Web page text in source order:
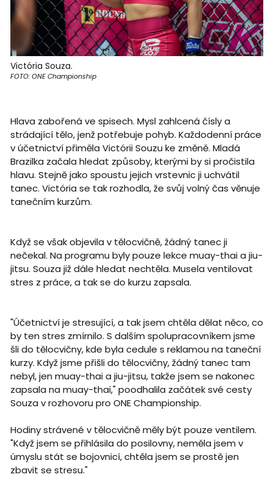
Victória Souza.
FOTO: ONE Championship
Hlava zabořená ve spisech. Mysl zahlcená čísly a
strádající tělo, jenž potřebuje pohyb. Každodenní práce
v účetnictví přiměla Victórii Souzu ke změně. Mladá
Brazilka začala hledat způsoby, kterými by si pročistila
hlavu. Stejně jako spoustu jejich vrstevnic ji uchvátil
tanec. Victória se tak rozhodla, že svůj volný čas věnuje
tanečním kurzům.
Když se však objevila v tělocvičně, žádný tanec ji
nečekal. Na programu byly pouze lekce muay-thai a jiu-
jitsu. Souza již dále hledat nechtěla. Musela ventilovat
stres z práce, a tak se do kurzu zapsala.
"Účetnictví je stresující, a tak jsem chtěla dělat něco, co
by ten stres zmírnilo. S dalším spolupracovníkem jsme
šli do tělocvičny, kde byla cedule s reklamou na taneční
kurzy. Když jsme přišli do tělocvičny, žádný tanec tam
nebyl, jen muay-thai a jiu-jitsu, takže jsem se nakonec
zapsala na muay-thai," poodhalila začátek své cesty
Souza v rozhovoru pro ONE Championship.
Hodiny strávené v tělocvičně měly být pouze ventilem.
"Když jsem se přihlásila do posilovny, neměla jsem v
úmyslu stát se bojovnicí, chtěla jsem se prostě jen
zbavit se stresu."